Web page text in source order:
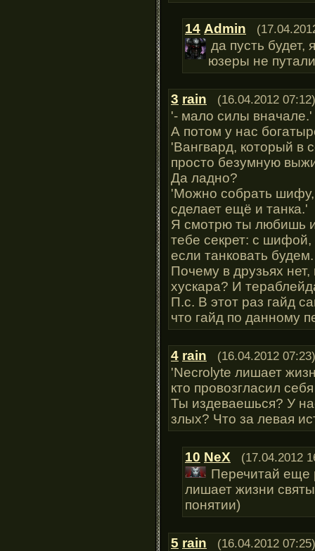
14 Admin
да пусть
юзеры не
3 rain (16.04.2012 07:12)
'- мало силы вначале.'
А потом у нас
'Вангвард, который в
просто безумную
Да ладно?
'Можно собрать шифу,
сделает ещё и танка.'
Я смотрю ты любишь
тебе секрет: с
если танковать будем.
Почему в друзьях
хускара? И
П.с. В этот раз гайд
что гайд по данному
4 rain (16.04.2012 07:23)
'Necrolyte лишает
кто провозгласил
Ты издеваешься? У
злых? Что за левая
10 NeX (17.04.2012
Перечитай еще
лишает жизни
понятии)
5 rain (16.04.2012 07:25)